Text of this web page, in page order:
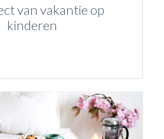
van vakantie op
kinderen